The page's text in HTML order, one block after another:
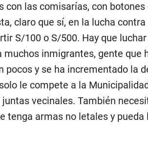
las comisarías, con botones
claro que sí, en la lucha
S/100 o S/500. Hay que
inmigrantes, gente que
pocos y se ha incrementado la
le compete a la
vecinales. También
tenga armas no letales y pueda